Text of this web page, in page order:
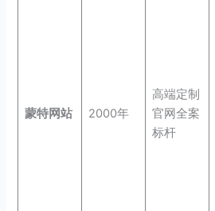
蒙特网站 2000年
高端定制
官网全案
标杆